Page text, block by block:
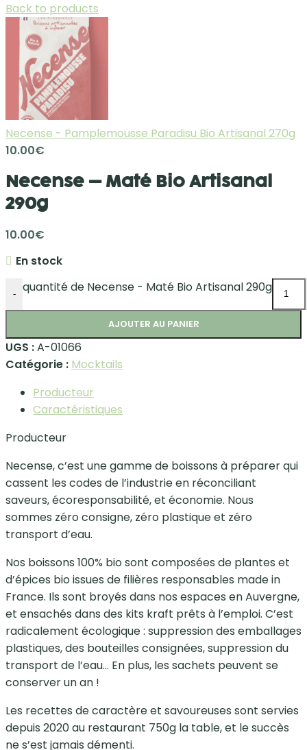
Back to products
Necense - Pamplemousse Paradisu Bio Artisanal 270g
10.00€
Necense – Maté Bio Artisanal
290g
10.00€
En stock
- quantité de Necense - Maté Bio Artisanal 290g
AJOUTER AU PANIER
UGS :A-01066
Catégorie : Mocktails
Producteur
Caractéristiques
Producteur
Necense, c’est une gamme de boissons à préparer qui
cassent les codes de l’industrie en réconciliant
saveurs, écoresponsabilité, et économie. Nous
sommes zéro consigne, zéro plastique et zéro
transport d’eau.
Nos boissons 100% bio sont composées de plantes et
d’épices bio issues de filières responsables made in
France. Ils sont broyés dans nos espaces en Auvergne,
et ensachés dans des kits kraft prêts à l’emploi. C’est
radicalement écologique : suppression des emballages
plastiques, des bouteilles consignées, suppression du
transport de l’eau… En plus, les sachets peuvent se
conserver un an !
Les recettes de caractère et savoureuses sont servies
depuis 2020 au restaurant 750g la table, et le succès
ne s’est jamais démenti.